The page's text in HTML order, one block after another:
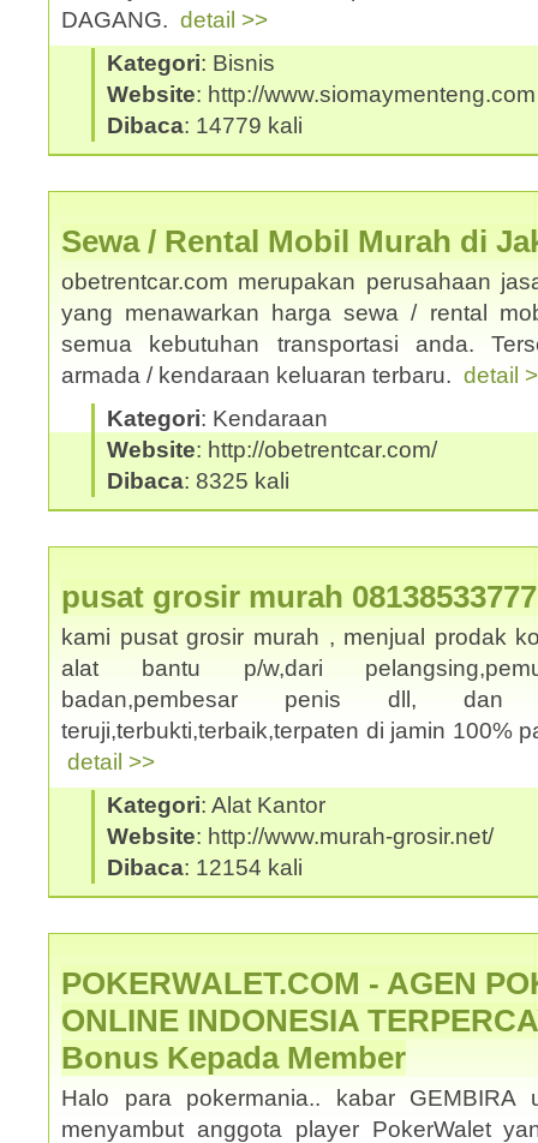
DAGANG. detail >>
Kategori: Bisnis
Website: http://www.siomaymenteng.com
Dibaca: 14779 kali
Sewa / Rental Mobil Murah di
obetrentcar.com merupakan perusahaan
yang menawarkan harga sewa / rental
semua kebutuhan transportasi anda.
armada / kendaraan keluaran terbaru. detail
Kategori: Kendaraan
Website: http://obetrentcar.com/
Dibaca: 8325 kali
pusat grosir murah
kami pusat grosir murah , menjual prodak
alat bantu p/w,dari
badan,pembesar penis dll,
teruji,terbukti,terbaik,terpaten di jamin 100%
detail >>
Kategori: Alat Kantor
Website: http://www.murah-grosir.net/
Dibaca: 12154 kali
POKERWALET.COM - AGEN
ONLINE INDONESIA
Bonus Kepada Member
Halo para pokermania.. kabar GEMBIRA
menyambut anggota player PokerWalet